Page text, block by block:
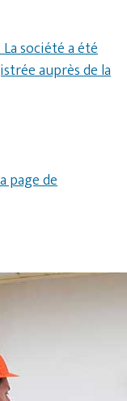
société a été
auprès de la
page de